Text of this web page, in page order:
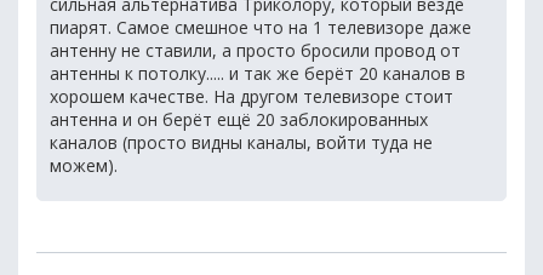
пиарят. Самое смешное что на 1 телевизоре даже
антенну не ставили, а просто бросили провод от
антенны к потолку..... и так же берёт 20 каналов в
хорошем качестве. На другом телевизоре стоит
антенна и он берёт ещё 20 заблокированных
каналов (просто видны каналы, войти туда не
можем).